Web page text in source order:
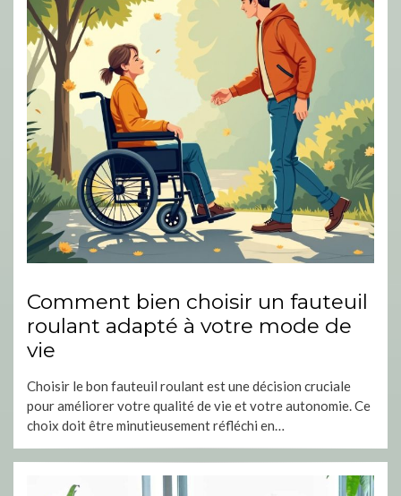
Comment bien choisir un fauteuil
roulant adapté à votre mode de
vie
Choisir le bon fauteuil roulant est une décision cruciale
pour améliorer votre qualité de vie et votre autonomie. Ce
choix doit être minutieusement réfléchi en…